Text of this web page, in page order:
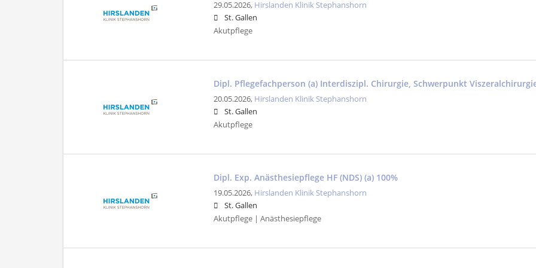
29.05.2026, Hirslanden Klinik Stephanshorn
St. Gallen
Akutpflege
Dipl. Pflegefachperson (a) Interdiszipl. Chirurgie, Schwerpunkt
20.05.2026, Hirslanden Klinik Stephanshorn
St. Gallen
Akutpflege
Dipl. Exp. Anästhesiepflege HF (NDS) (a) 100%
19.05.2026, Hirslanden Klinik Stephanshorn
St. Gallen
Akutpflege | Anästhesiepflege